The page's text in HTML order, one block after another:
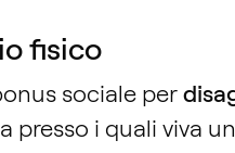
fisico
sociale per
presso i quali viva